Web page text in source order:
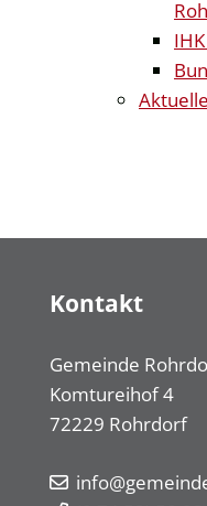
Kontakt
Gemeinde
Komtureihof 4
72229 Rohrdorf